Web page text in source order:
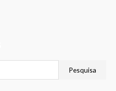
Pesquisa